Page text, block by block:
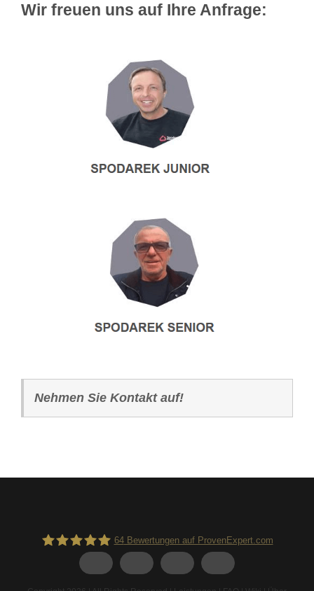
Wir freuen uns auf Ihre Anfrage:
Nehmen Sie Kontakt auf!
64Bewertungen auf ProvenExpert.com